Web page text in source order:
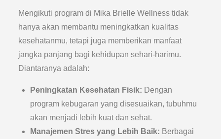
Mengikuti program di Mika Brielle Wellness tidak
hanya akan membantu meningkatkan kualitas
kesehatanmu, tetapi juga memberikan manfaat
jangka panjang bagi kehidupan sehari-harimu.
Diantaranya adalah:
Peningkatan Kesehatan Fisik: Dengan
program kebugaran yang disesuaikan, tubuhmu
akan menjadi lebih kuat dan sehat.
Manajemen Stres yang Lebih Baik: Berbagai